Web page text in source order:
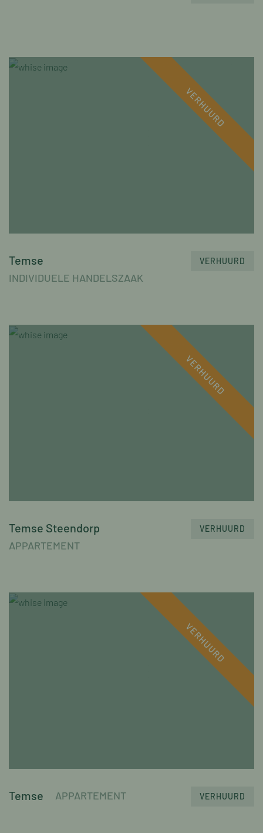
Temse
INDIVIDUELE HANDELSZAAK
VERHUURD
Temse Steendorp
APPARTEMENT
VERHUURD
Temse APPARTEMENT VERHUURD